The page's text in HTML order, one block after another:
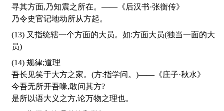
寻其方面,乃知震之所在。——《后汉书·张衡传》
乃令史官记地动所从方起。
(13) 又指统辖一个方面的大员。如:方面大员(独当一面的大
员)
(14) 规律;道理
吾长见笑于大方之家。(方:指学问。)——《庄子·秋水》
今吾无所开吾喙,敢问其方?
是所以语大义之方,论万物之理也。